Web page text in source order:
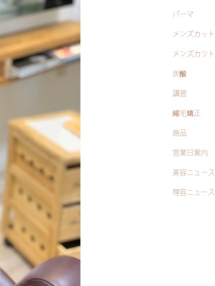
パーマ
メンズカット
メンズカツト
炭酸
講習
縮毛矯正
商品
営業日案内
美容ニュース
理容ニュース